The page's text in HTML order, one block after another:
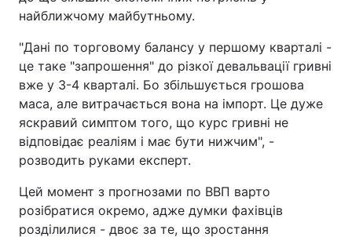
найближчому майбутньому.
"Дані по торговому балансу у першому кварталі -
це таке "запрошення" до різкої девальвації гривні
вже у 3-4 кварталі. Бо збільшується грошова
маса, але витрачається вона на імпорт. Це дуже
яскравий симптом того, що курс гривні не
відповідає реаліям і має бути нижчим", -
розводить руками експерт.
Цей момент з прогнозами по ВВП варто
розібратися окремо, адже думки фахівців
розділилися - двоє за те, що зростання